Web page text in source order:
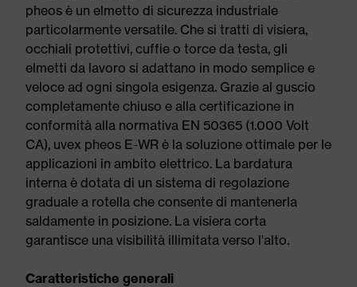
pheos è un elmetto di sicurezza industriale
particolarmente versatile. Che si tratti di visiera,
occhiali protettivi, cuffie o torce da testa, gli
elmetti da lavoro si adattano in modo semplice e
veloce ad ogni singola esigenza. Grazie al guscio
completamente chiuso e alla certificazione in
conformità alla normativa EN 50365 (1.000 Volt
CA), uvex pheos E-WR è la soluzione ottimale per le
applicazioni in ambito elettrico. La bardatura
interna è dotata di un sistema di regolazione
graduale a rotella che consente di mantenerla
saldamente in posizione. La visiera corta
garantisce una visibilità illimitata verso l'alto.
Caratteristiche generali